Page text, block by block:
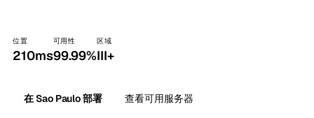
位置
210ms
可用性
99.99%
区域
III+
在 Sao Paulo 部署 查看可用服务器